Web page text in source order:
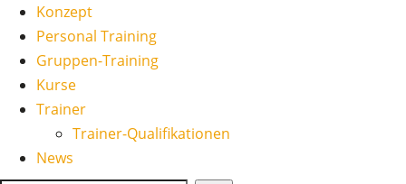
Konzept
Personal Training
Gruppen-Training
Kurse
Trainer
Trainer-Qualifikationen
News